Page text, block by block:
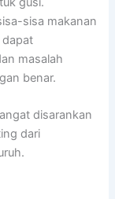
sisa makanan
dapat
masalah
benar.
disarankan
dari